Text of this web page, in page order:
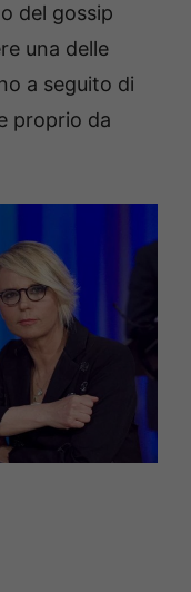
del gossip
una delle
a seguito di
proprio da